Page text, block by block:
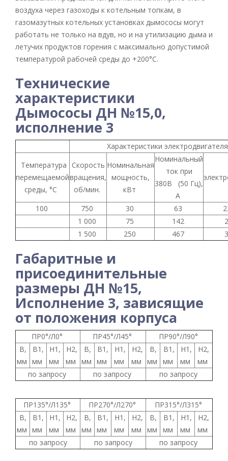
воздуха через газоходы к котельным топкам, в
газомазутных котельных установках дымососы могут
работать не только на вдув, но и на утилизацию дыма и
летучих продуктов горения с максимально допустимой
температурой рабочей среды до +200°С.
Технические
характеристики
Дымососы ДН №15,0,
исполнение 3
Характеристики
Температура
перемещаемой
среды, °С
Скорость
вращения,
об/мин.
Номинальная
мощность,
кВт
Номинальный
ток при
380В (50 Гц),
А
100 750 30 63
1 000
75 142
1 500
250 467
Габаритные и
присоединительные
размеры ДН №15,
Исполнение 3, зависящие
от положения корпуса
ПР0°/Л0° ПР45°/Л45°
ПР90°/Л90°
B,
мм
B1,
мм
H1,
мм
H2,
мм
B,
мм
B1,
мм
H1,
мм
H2,
мм
B,
мм
B1,
мм
H1,
мм
H2,
мм
по запросу
по запросу по запросу
ПР135°/Л135° ПР270°/Л270°
ПР315°/Л315°
B,
мм
B1,
мм
H1,
мм
H2,
мм
B,
мм
B1,
мм
H1,
мм
H2,
мм
B,
мм
B1,
мм
H1,
мм
H2,
мм
по запросу
по запросу по запросу